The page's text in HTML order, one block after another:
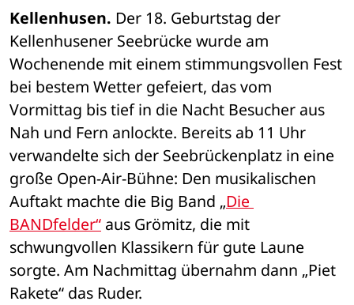
Kellenhusen. Der 18. Geburtstag der
Kellenhusener Seebrücke wurde am
Wochenende mit einem stimmungsvollen Fest
bei bestem Wetter gefeiert, das vom
Vormittag bis tief in die Nacht Besucher aus
Nah und Fern anlockte. Bereits ab 11 Uhr
verwandelte sich der Seebrückenplatz in eine
große Open-Air-Bühne: Den musikalischen
Auftakt machte die Big Band „Die
BANDfelder“ aus Grömitz, die mit
schwungvollen Klassikern für gute Laune
sorgte. Am Nachmittag übernahm dann „Piet
Rakete“ das Ruder.